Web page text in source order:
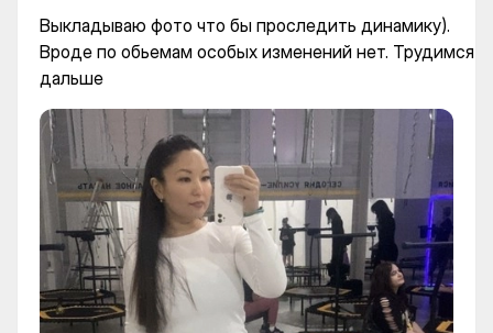
Выкладываю фото что бы проследить динамику).
Вроде по обьемам особых изменений нет. Трудимся
дальше